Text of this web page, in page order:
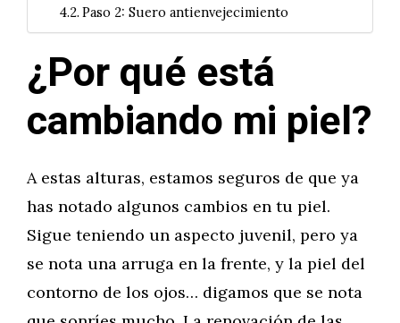
Paso 2: Suero antienvejecimiento
¿Por qué está
cambiando mi piel?
A estas alturas, estamos seguros de que ya
has notado algunos cambios en tu piel.
Sigue teniendo un aspecto juvenil, pero ya
se nota una arruga en la frente, y la piel del
contorno de los ojos… digamos que se nota